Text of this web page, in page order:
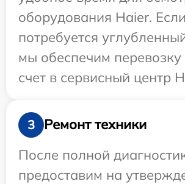
оборудования Haier. Если
потребуется
мы обеспечим
счет в сервисный центр
3
Ремонт техники
После полной
предоставим на